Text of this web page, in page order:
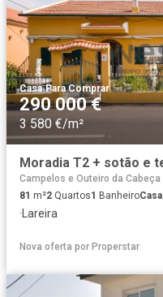
Casa·Para Comprar
290 000 €
3 580 €/m²
Campelos e Outeiro da Cabeça
81 m²2 Quartos1 BanheiroCasa
· Lareira
Nova oferta por Properstar